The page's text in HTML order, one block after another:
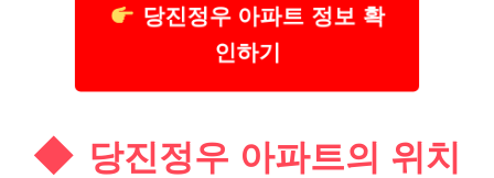
당진정우 아파트 정보 확
인하기
당진정우 아파트의 위치